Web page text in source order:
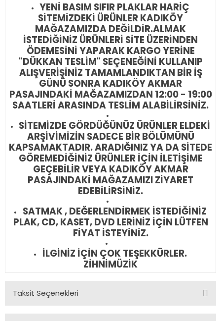
YENİ BASIM SIFIR PLAKLAR HARİÇ
SİTEMİZDEKİ ÜRÜNLER KADIKÖY
MAĞAZAMIZDA DEĞİLDİR.ALMAK
İSTEDİĞİNİZ ÜRÜNLERİ SİTE ÜZERİNDEN
ÖDEMESİNİ YAPARAK KARGO YERİNE
"DÜKKAN TESLİM" SEÇENEĞİNİ KULLANIP
ALIŞVERİŞİNİZ TAMAMLANDIKTAN BİR İŞ
GÜNÜ SONRA KADIKÖY AKMAR
PASAJINDAKİ MAĞAZAMIZDAN 12:00 - 19:00
SAATLERİ ARASINDA TESLİM ALABİLİRSİNİZ.
SİTEMİZDE GÖRDÜĞÜNÜZ ÜRÜNLER ELDEKİ
ARŞİVİMİZİN SADECE BİR BÖLÜMÜNÜ
KAPSAMAKTADIR. ARADIĞINIZ YA DA SİTEDE
GÖREMEDİĞİNİZ ÜRÜNLER İÇİN İLETİŞİME
GEÇEBİLİR VEYA KADIKÖY AKMAR
PASAJINDAKİ MAĞAZAMIZI ZİYARET
EDEBİLİRSİNİZ.
SATMAK , DEĞERLENDİRMEK İSTEDİĞİNİZ
PLAK, CD, KASET, DVD LERİNİZ İÇİN LÜTFEN
FİYAT İSTEYİNİZ.
İLGİNİZ İÇİN ÇOK TEŞEKKÜRLER.
ZİHNİMÜZİK
Taksit Seçenekleri